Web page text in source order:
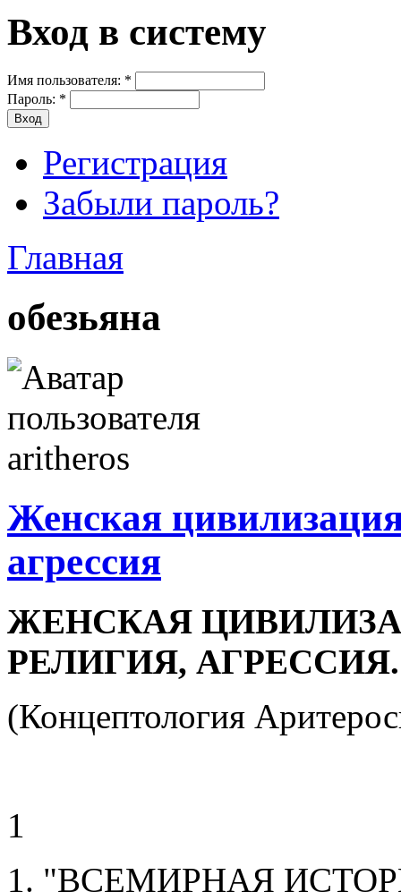
Вход в систему
Имя пользователя: *
Пароль: *
Регистрация
Забыли пароль?
Главная
обезьяна
Женская
агрессия
ЖЕНСКАЯ
РЕЛИГИЯ, АГРЕССИЯ.
(Концептология
1
1. "ВСЕМИРНАЯ